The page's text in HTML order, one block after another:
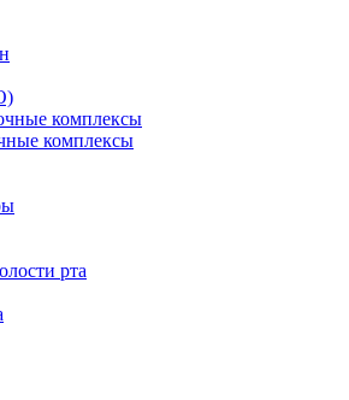
комплексы
комплексы
рта